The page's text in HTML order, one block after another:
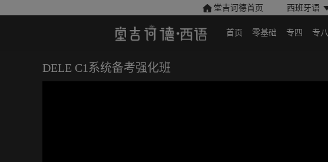
堂吉诃德首页 西班牙语
首页 零基础 专四 专八
DELE C1系统备考强化班